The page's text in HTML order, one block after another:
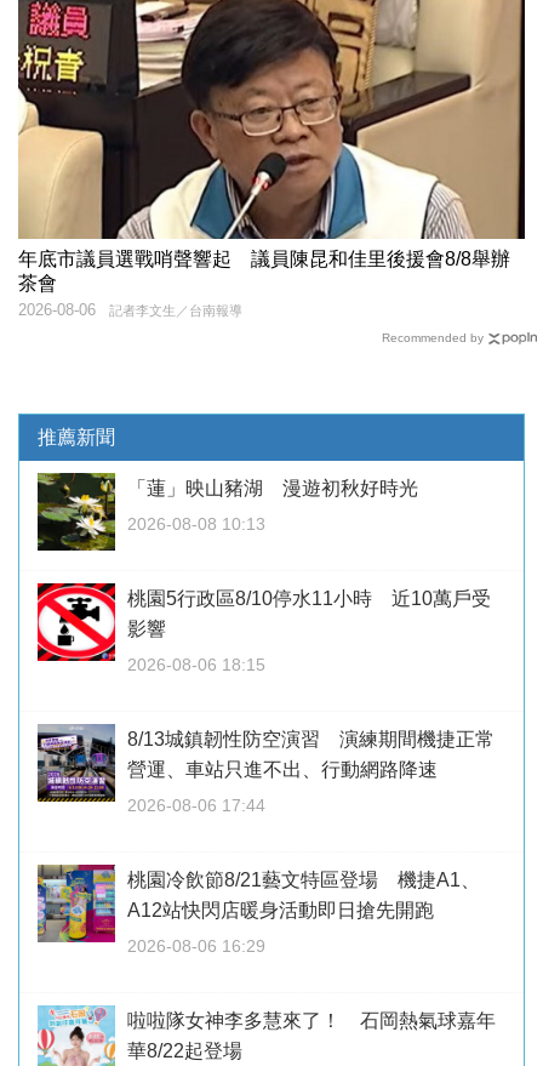
年底市議員選戰哨聲響起 議員陳昆和佳里後援會8/8舉辦
茶會
記者李文生／台南報導
2026-08-06
Recommended by
推薦新聞
「蓮」映山豬湖 漫遊初秋好時光
2026-08-08 10:13
桃園5行政區8/10停水11小時 近10萬戶受
影響
2026-08-06 18:15
8/13城鎮韌性防空演習 演練期間機捷正常
營運、車站只進不出、行動網路降速
2026-08-06 17:44
桃園冷飲節8/21藝文特區登場 機捷A1、
A12站快閃店暖身活動即日搶先開跑
2026-08-06 16:29
啦啦隊女神李多慧來了！ 石岡熱氣球嘉年
華8/22起登場